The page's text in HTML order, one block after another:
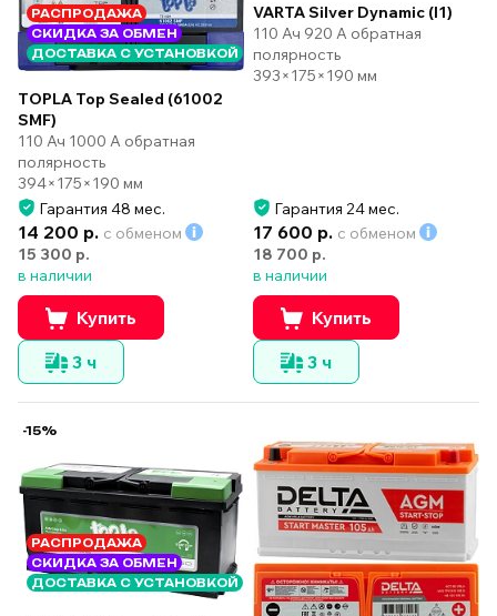
РАСПРОДАЖА
СКИДКА ЗА ОБМЕН
ДОСТАВКА С УСТАНОВКОЙ
TOPLA Top Sealed (61002
SMF)
110 Ач 1000 А обратная
полярность
394×175×190 мм
Гарантия 48 мес.
14 200 р. с обменом
15 300 р.
в наличии
Купить
3 ч
VARTA Silver Dynamic (I1)
110 Ач 920 А обратная
полярность
393×175×190 мм
Гарантия 24 мес.
17 600 р. с обменом
18 700 р.
в наличии
Купить
3 ч
-15%
РАСПРОДАЖА
СКИДКА ЗА ОБМЕН
ДОСТАВКА С УСТАНОВКОЙ